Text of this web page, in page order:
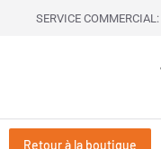
SERVICE COMMERCIAL:
Retour à la boutique